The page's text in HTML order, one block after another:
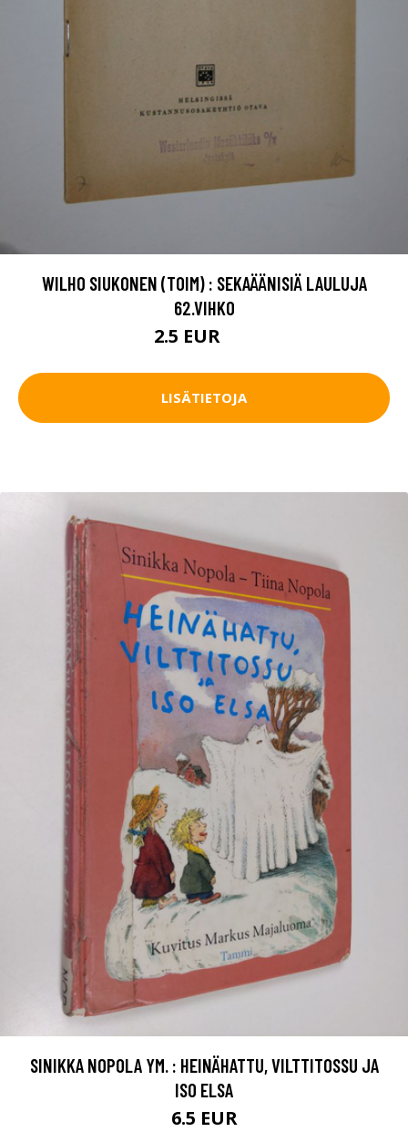
WILHO SIUKONEN (TOIM) : SEKAÄÄNISIÄ LAULUJA
62.VIHKO
2.5 EUR
LISÄTIETOJA
SINIKKA NOPOLA YM. : HEINÄHATTU, VILTTITOSSU JA
ISO ELSA
6.5 EUR